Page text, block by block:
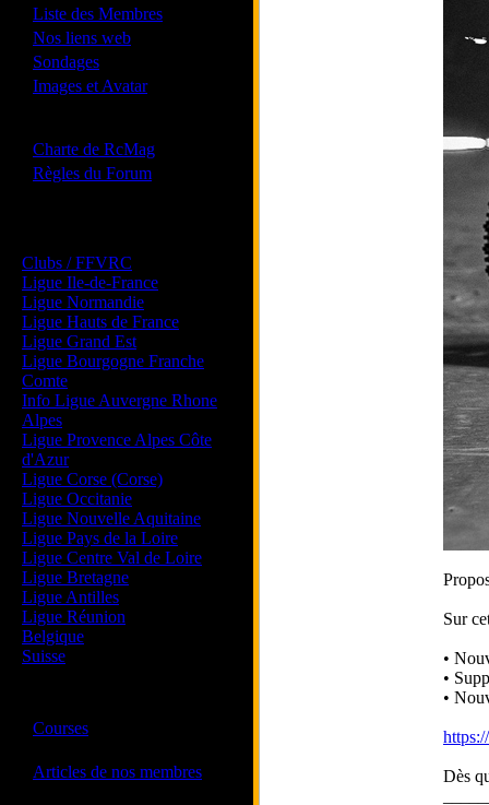
Liste des Membres
Nos liens web
Sondages
Images et Avatar
Charte de RcMag
Règles du Forum
Clubs / FFVRC
Ligue Ile-de-France
Ligue Normandie
Ligue Hauts de France
Ligue Grand Est
Ligue Bourgogne Franche
Comte
Info Ligue Auvergne Rhone
Alpes
Ligue Provence Alpes Côte
d'Azur
Ligue Corse (Corse)
Ligue Occitanie
Ligue Nouvelle Aquitaine
Ligue Pays de la Loire
Ligue Centre Val de Loire
Ligue Bretagne
Ligue Antilles
Ligue Réunion
Belgique
Suisse
Courses
Articles de nos membres
Sur
•
•
•
Dès